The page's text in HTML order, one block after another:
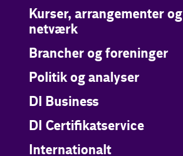
Kurser, arrangementer og
netværk
Brancher og foreninger
Politik og analyser
DI Business
DI Certifikatservice
Internationalt